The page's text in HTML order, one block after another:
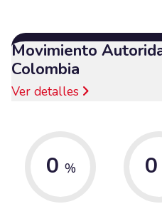
Movimiento
Colombia
Ver detalles
0 % 0